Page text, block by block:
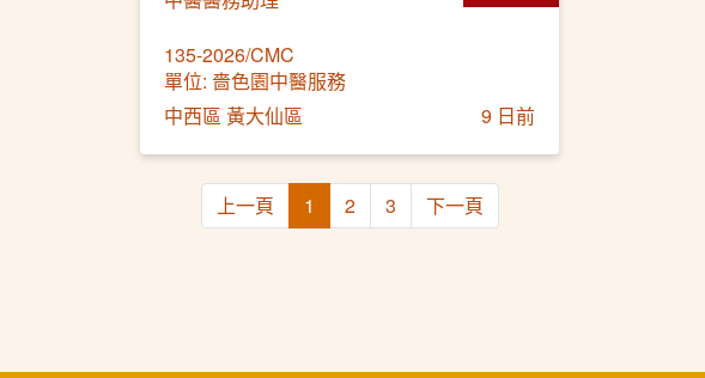
135-2026/CMC
單位: 嗇色園中醫服務
中西區 黃大仙區
9 日前
上一頁 1 2 3 下一頁